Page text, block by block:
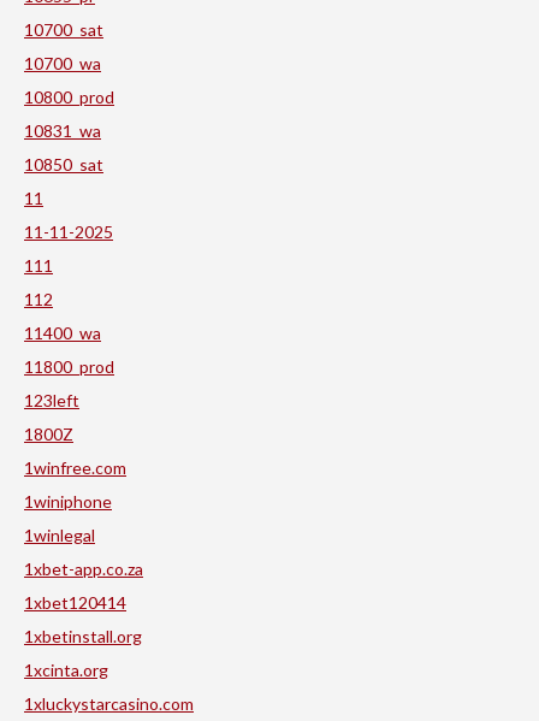
10700_sat
10700_wa
10800_prod
10831_wa
10850_sat
11
11-11-2025
111
112
11400_wa
11800_prod
123left
1800Z
1winfree.com
1winiphone
1winlegal
1xbet-app.co.za
1xbet120414
1xbetinstall.org
1xcinta.org
1xluckystarcasino.com